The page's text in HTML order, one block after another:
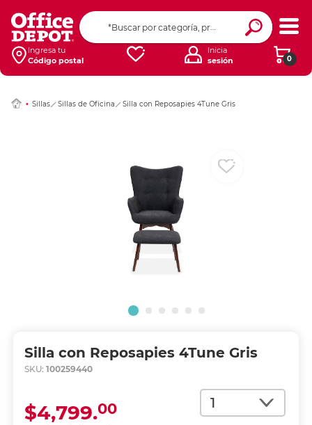
Ingresa tu
Código postal
0
Inicia
sesión
Sillas Sillas de Oficina Silla con Reposapies 4Tune Gris
Silla con Reposapies 4Tune Gris
SKU: 100259440
Cantidad
$4,799.00
Ingresar Codigo